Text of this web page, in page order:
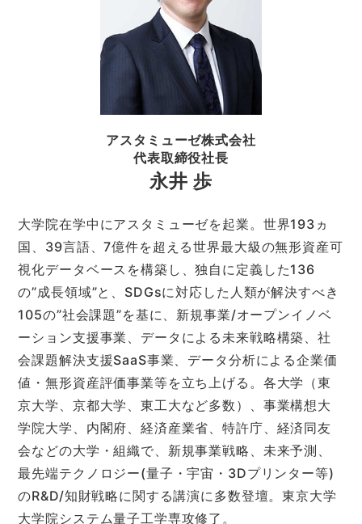
アスタミューゼ株式会社
代表取締役社長
永井 歩
大学院在学中にアスタミューゼを起業。世界193ヵ
国、39言語、7億件を超える世界最大級の無形資産可
視化データベースを構築し、独自に定義した136
の”成長領域”と、SDGsに対応した人類が解決すべき
105の”社会課題”を基に、新規事業/オープンイノベ
ーション支援事業、データによる未来戦略構築、社
会課題解決支援SaaS事業、データ分析による企業価
値・無形資産評価事業等を立ち上げる。各大学（東
京大学、京都大学、東工大など多数）、事業構想大
学院大学、内閣府、経済産業省、特許庁、経済同友
会などの大学・組織で、新規事業戦略、未来予測、
最先端テクノロジー(量子・宇宙・3Dプリンター等)
のR&D/知財戦略に関する講演に多数登壇。東京大学
大学院システム量子工学専攻修了。